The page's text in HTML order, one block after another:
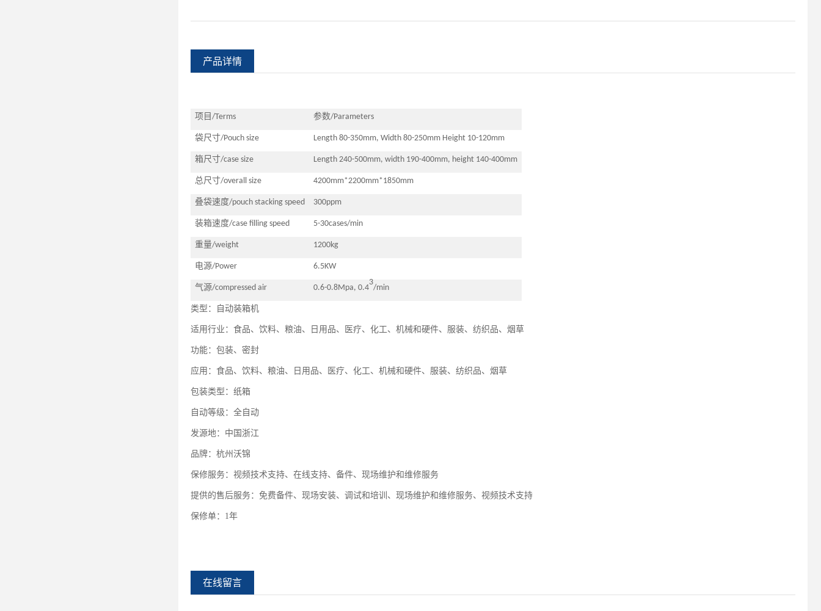
产品详情
项目 /Terms 参数/Parameters
袋尺寸/Pouch size Length 80-350mm, Width 80-250mm Height 10-120mm
箱尺寸/case size Length 240-500mm, width 190-400mm, height 140-400mm
总尺寸/overall size 4200mm*2200mm*1850mm
叠袋速度/pouch stacking speed 300ppm
装箱速度/case filling speed 5-30cases/min
重量/weight 1200kg
电源/Power 6.5KW
气源/compressed air 0.6-0.8Mpa, 0.4
3
/min
类型：自动装箱机
适用行业：食品、饮料、粮油、日用品、医疗、化工、机械和硬件、服装、纺织品、烟草
功能：包装、密封
应用：食品、饮料、粮油、日用品、医疗、化工、机械和硬件、服装、纺织品、烟草
包装类型：纸箱
自动等级：全自动
发源地：中国浙江
品牌：杭州沃锦
保修服务：视频技术支持、在线支持、备件、现场维护和维修服务
提供的售后服务：免费备件、现场安装、调试和培训、现场维护和维修服务、视频技术支持
保修单： 1年
在线留言